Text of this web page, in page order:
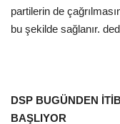
partilerin de
bu şekilde sağlanır.
DSP BUGÜNDEN
BAŞLIYOR